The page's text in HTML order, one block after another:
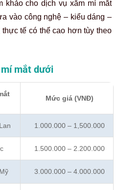
khảo cho dịch vụ xăm mí mắt
vào công nghệ – kiểu dáng –
tế có thể cao hơn tùy theo
mắt dưới
Mức giá (VNĐ)
1.000.000 – 1,500.000
1.500.000 – 2.200.000
3.000.000 – 4.000.000